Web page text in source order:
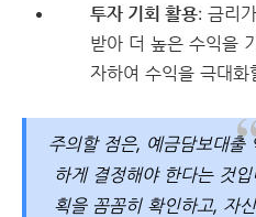
투자 기회 활용: 금리
받아 더 높은 수익을
자하여 수익을 극대화
주의할 점은, 예금담보대출
하게 결정해야 한다는 것
획을 꼼꼼히 확인하고, 자